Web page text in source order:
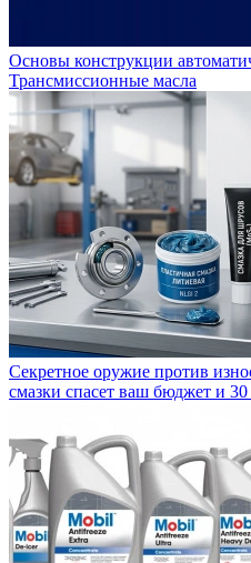
Основы конструкции
Трансмиссионные масла
Секретное оружие против
смазки спасет ваш бюджет и